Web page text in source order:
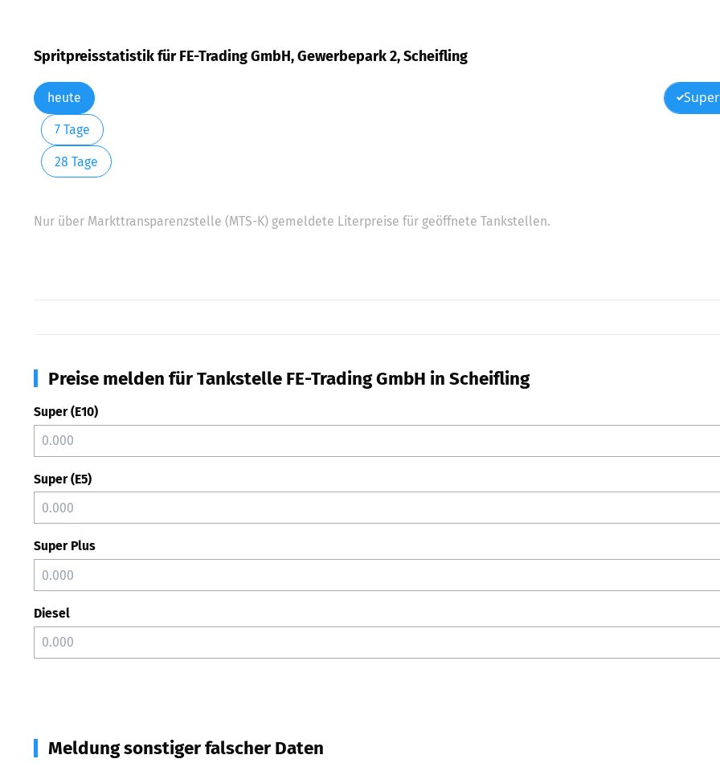
Spritpreisstatistik für FE-Trading GmbH, Gewerbepark 2, Scheifling
heute
7 Tage
28 Tage
Nur über Markttransparenzstelle (MTS-K) gemeldete Literpreise für geöffnete Tankstellen.
Preise melden für Tankstelle FE-Trading GmbH in Scheifling
Super (E10)
Super (E5)
Super Plus
Diesel
Meldung sonstiger falscher Daten